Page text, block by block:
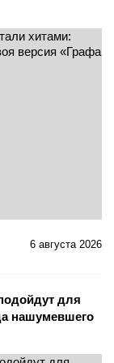
6 августа 2026
для
нашумевшего